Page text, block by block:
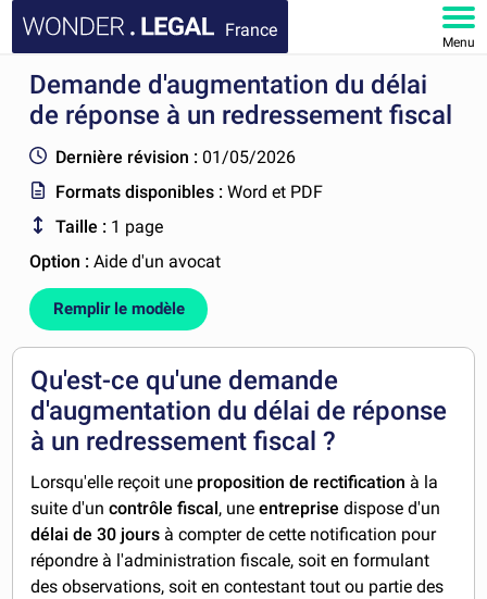
France
Menu
ACCUEIL
FAQ
MON COMPTE
Demande d'augmentation du délai
de réponse à un redressement fiscal
Dernière révision : 01/05/2026
Formats disponibles :Word et PDF
Taille : 1 page
Option :Aide d'un avocat
Remplir le modèle
Qu'est-ce qu'une demande
d'augmentation du délai de réponse
à un redressement fiscal ?
Lorsqu'elle reçoit une proposition de rectification à la
suite d'un contrôle fiscal , une entreprise dispose d'un
délai de 30 jours à compter de cette notification pour
répondre à l'administration fiscale, soit en formulant
des observations, soit en contestant tout ou partie des